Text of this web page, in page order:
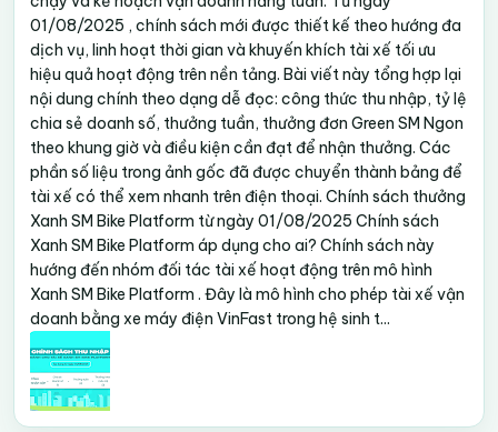
01/08/2025 , chính sách mới được thiết kế theo hướng đa
dịch vụ, linh hoạt thời gian và khuyến khích tài xế tối ưu
hiệu quả hoạt động trên nền tảng. Bài viết này tổng hợp lại
nội dung chính theo dạng dễ đọc: công thức thu nhập, tỷ lệ
chia sẻ doanh số, thưởng tuần, thưởng đơn Green SM Ngon
theo khung giờ và điều kiện cần đạt để nhận thưởng. Các
phần số liệu trong ảnh gốc đã được chuyển thành bảng để
tài xế có thể xem nhanh trên điện thoại. Chính sách thưởng
Xanh SM Bike Platform từ ngày 01/08/2025 Chính sách
Xanh SM Bike Platform áp dụng cho ai? Chính sách này
hướng đến nhóm đối tác tài xế hoạt động trên mô hình
Xanh SM Bike Platform . Đây là mô hình cho phép tài xế vận
doanh bằng xe máy điện VinFast trong hệ sinh t...